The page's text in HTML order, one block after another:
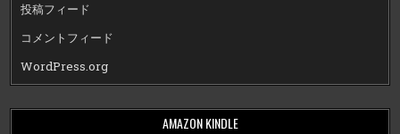
投稿フィード
コメントフィード
WordPress.org
AMAZON KINDLE